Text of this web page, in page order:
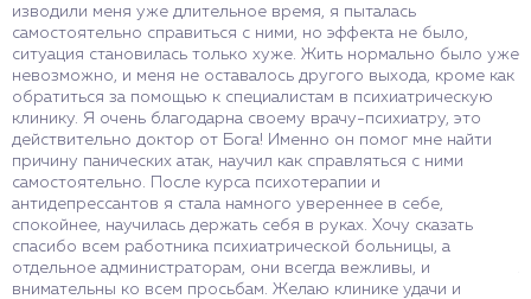
изводили меня уже длительное время, я пыталась
самостоятельно справиться с ними, но эффекта не было,
ситуация становилась только хуже. Жить нормально было уже
невозможно, и меня не оставалось другого выхода, кроме как
обратиться за помощью к специалистам в психиатрическую
клинику. Я очень благодарна своему врачу-психиатру, это
действительно доктор от Бога! Именно он помог мне найти
причину панических атак, научил как справляться с ними
самостоятельно. После курса психотерапии и
антидепрессантов я стала намного увереннее в себе,
спокойнее, научилась держать себя в руках. Хочу сказать
спасибо всем работника психиатрической больницы, а
отдельное администраторам, они всегда вежливы, и
внимательны ко всем просьбам. Желаю клинике удачи и